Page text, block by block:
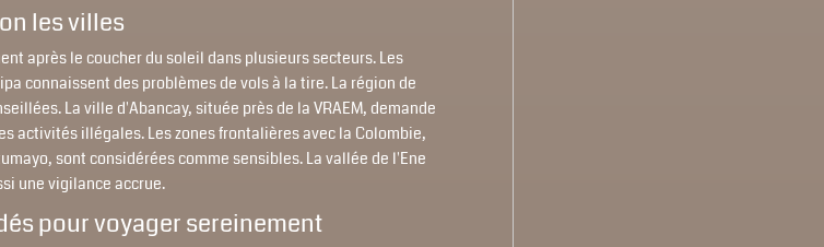
les villes
après le coucher du soleil dans plusieurs secteurs. Les
connaissent des problèmes de vols à la tire. La région de
La ville d'Abancay, située près de la VRAEM, demande
activités illégales. Les zones frontalières avec la Colombie,
sont considérées comme sensibles. La vallée de l'Ene
une vigilance accrue.
pour voyager sereinement